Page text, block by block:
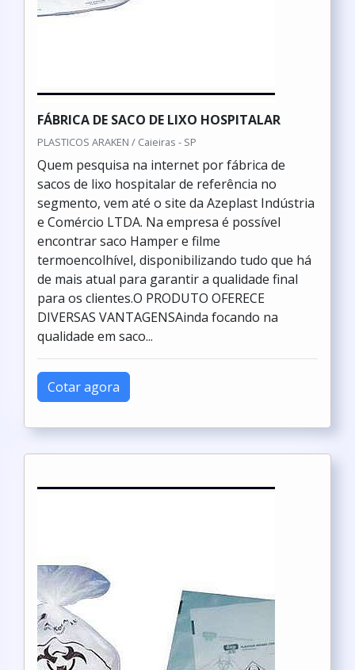
FÁBRICA DE SACO DE LIXO HOSPITALAR
PLASTICOS ARAKEN / Caieiras - SP
Quem pesquisa na internet por fábrica de
sacos de lixo hospitalar de referência no
segmento, vem até o site da Azeplast Indústria
e Comércio LTDA. Na empresa é possível
encontrar saco Hamper e filme
termoencolhível, disponibilizando tudo que há
de mais atual para garantir a qualidade final
para os clientes.O PRODUTO OFERECE
DIVERSAS VANTAGENSAinda focando na
qualidade em saco...
Cotar agora